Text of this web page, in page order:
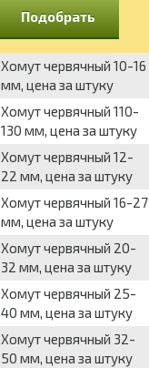
Подобрать
Хомут червячный 10-16
мм, цена за штуку
Хомут червячный 110-
130 мм, цена за штуку
Хомут червячный 12-
22 мм, цена за штуку
Хомут червячный 16-27
мм, цена за штуку
Хомут червячный 20-
32 мм, цена за штуку
Хомут червячный 25-
40 мм, цена за штуку
Хомут червячный 32-
50 мм, цена за штуку